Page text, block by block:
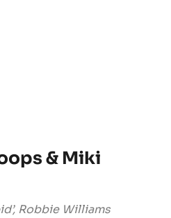
& Miki
Robbie Williams